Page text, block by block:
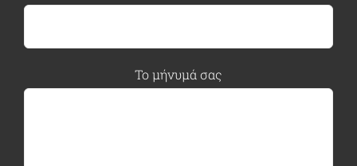
Το μήνυμά σας